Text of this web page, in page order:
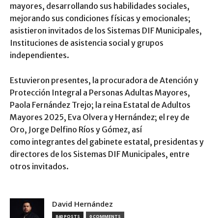
mayores, desarrollando sus habilidades sociales,
mejorando sus condiciones físicas y emocionales;
asistieron invitados de los Sistemas DIF Municipales,
Instituciones de asistencia social y grupos
independientes.
Estuvieron presentes, la procuradora de Atención y
Protección Integral a Personas Adultas Mayores,
Paola Fernández Trejo; la reina Estatal de Adultos
Mayores 2025, Eva Olvera y Hernández; el rey de
Oro, Jorge Delfino Ríos y Gómez, así
como integrantes del gabinete estatal, presidentas y
directores de los Sistemas DIF Municipales, entre
otros invitados.
David Hernández
840 POSTS 0 COMMENTS